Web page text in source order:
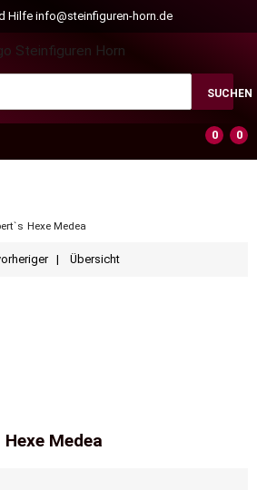
Hilfe info@steinfiguren-horn.de
SUCHEN
0
0
Hexe Medea
| Übersicht
Hexe Medea